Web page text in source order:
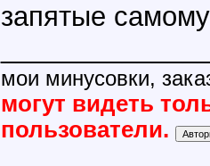
запятые
мои минусовки,
могут видеть
пользователи.